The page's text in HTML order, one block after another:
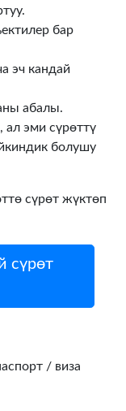
бар
эч кандай
абалы.
ал эми сүрөттү
болушу
сүрөт жүктөп
сүрөт
/ виза